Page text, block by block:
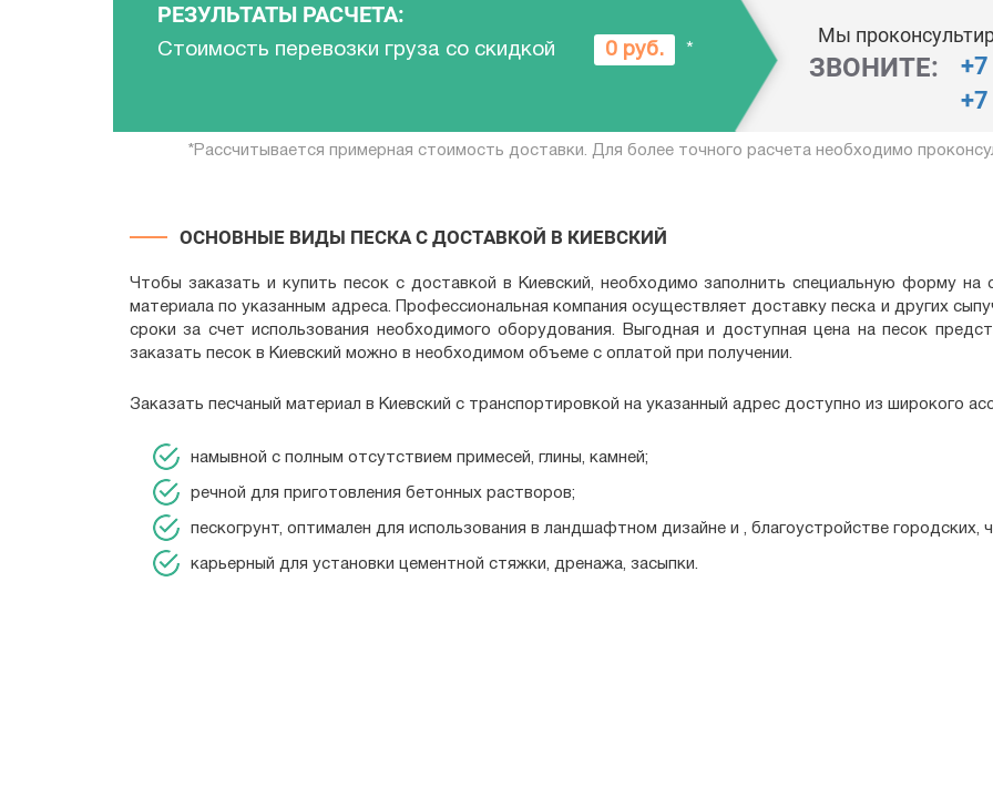
РЕЗУЛЬТАТЫ РАСЧЕТА:
Стоимость перевозки груза со скидкой 0 руб. *
Мы
ЗВОНИТЕ:
*Рассчитывается примерная стоимость доставки. Для более точного расчета необходимо
ОСНОВНЫЕ ВИДЫ ПЕСКА С ДОСТАВКОЙ В КИЕВСКИЙ
Чтобы заказать и купить песок с доставкой в Киевский, необходимо заполнить специальную форму на
материала по указанным адреса. Профессиональная компания осуществляет доставку песка и других
сроки за счет использования необходимого оборудования. Выгодная и доступная цена на песок
заказать песок в Киевский можно в необходимом объеме с оплатой при получении.
Заказать песчаный материал в Киевский с транспортировкой на указанный адрес доступно из широкого
намывной с полным отсутствием примесей, глины, камней;
речной для приготовления бетонных растворов;
пескогрунт, оптимален для использования в ландшафтном дизайне и , благоустройстве городских,
карьерный для установки цементной стяжки, дренажа, засыпки.